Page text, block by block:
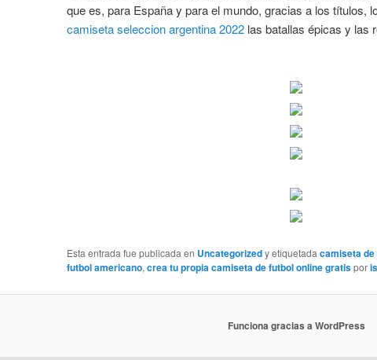
que es, para España y para el mundo, gracias a los títulos,
camiseta seleccion argentina 2022las batallas épicas y las
Esta entrada fue publicada en Uncategorizedy etiquetadacamiseta
futbol americano,crea tu propia camiseta de futbol online gratispor
Funciona gracias a WordPress